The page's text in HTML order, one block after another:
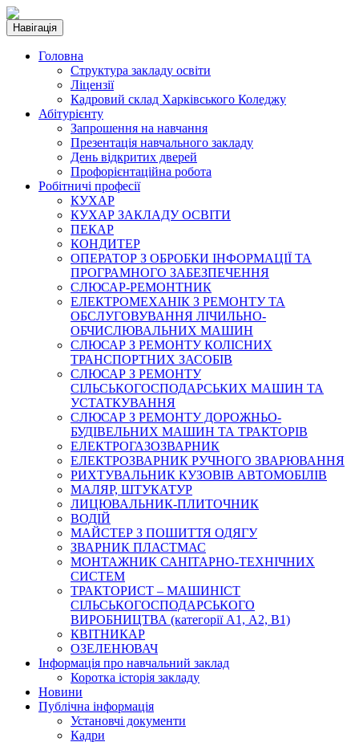
Навігація
Головна
Структура закладу освіти
Ліцензії
Кадровий склад Харківського Коледжу
Абітурієнту
Запрошення на навчання
Презентація навчального закладу
День відкритих дверей
Профорієнтаційна робота
Робітничі професії
КУХАР
КУХАР ЗАКЛАДУ ОСВІТИ
ПЕКАР
КОНДИТЕР
ОПЕРАТОР З ОБРОБКИ ІНФОРМАЦІЇ ТА
ПРОГРАМНОГО ЗАБЕЗПЕЧЕННЯ
СЛЮСАР-РЕМОНТНИК
ЕЛЕКТРОМЕХАНІК З РЕМОНТУ ТА
ОБСЛУГОВУВАННЯ ЛІЧИЛЬНО-
ОБЧИСЛЮВАЛЬНИХ МАШИН
СЛЮСАР З РЕМОНТУ КОЛІСНИХ
ТРАНСПОРТНИХ ЗАСОБІВ
СЛЮСАР З РЕМОНТУ
СІЛЬСЬКОГОСПОДАРСЬКИХ МАШИН ТА
УСТАТКУВАННЯ
СЛЮСАР З РЕМОНТУ ДОРОЖНЬО-
БУДІВЕЛЬНИХ МАШИН ТА ТРАКТОРІВ
ЕЛЕКТРОГАЗОЗВАРНИК
ЕЛЕКТРОЗВАРНИК РУЧНОГО ЗВАРЮВАННЯ
РИХТУВАЛЬНИК КУЗОВІВ АВТОМОБІЛІВ
МАЛЯР, ШТУКАТУР
ЛИЦЮВАЛЬНИК-ПЛИТОЧНИК
ВОДІЙ
МАЙСТЕР З ПОШИТТЯ ОДЯГУ
ЗВАРНИК ПЛАСТМАС
МОНТАЖНИК САНІТАРНО-ТЕХНІЧНИХ
СИСТЕМ
ТРАКТОРИСТ – МАШИНІСТ
СІЛЬСЬКОГОСПОДАРСЬКОГО
ВИРОБНИЦТВА (категорії А1, А2, В1)
КВІТНИКАР
ОЗЕЛЕНЮВАЧ
Інформація про навчальний заклад
Коротка історія закладу
Новини
Публічна інформація
Установчі документи
Кадри